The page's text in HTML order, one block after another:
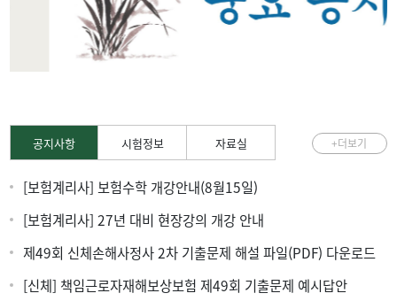
공지사항 시험정보 자료실 +더보기
[보험계리사] 보험수학 개강안내(8월15일)
[보험계리사] 27년 대비 현장강의 개강 안내
제49회 신체손해사정사 2차 기출문제 해설 파일(PDF) 다운로드
[신체] 책임근로자재해보상보험 제49회 기출문제 예시답안